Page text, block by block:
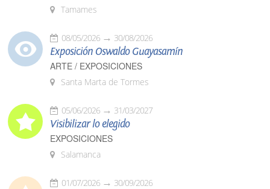
Tamames
08/05/2026 30/08/2026
Exposición Oswaldo Guayasamín
ARTE / EXPOSICIONES
Santa Marta de Tormes
05/06/2026 31/03/2027
Visibilizar lo elegido
EXPOSICIONES
Salamanca
01/07/2026 30/09/2026